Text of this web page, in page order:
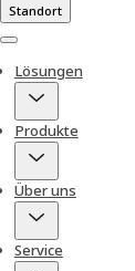
Standort
Menu
Lösungen
Produkte
Über uns
Service